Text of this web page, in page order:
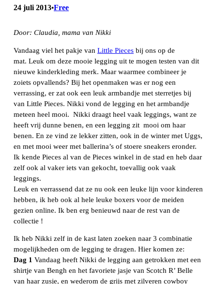
24 juli 2013•Free
Door: Claudia, mama van Nikki
Vandaag viel het pakje van Little Pieces bij ons op de
mat. Leuk om deze mooie legging uit te mogen testen van dit
nieuwe kinderkleding merk. Maar waarmee combineer je
zoiets opvallends? Bij het openmaken was er nog een
verrassing, er zat ook een leuk armbandje met sterretjes bij
van Little Pieces. Nikki vond de legging en het armbandje
meteen heel mooi. Nikki draagt heel vaak leggings, want ze
heeft vrij dunne benen, en een legging zit mooi om haar
benen. En ze vind ze lekker zitten, ook in de winter met Uggs,
en met mooi weer met ballerina’s of stoere sneakers eronder.
Ik kende Pieces al van de Pieces winkel in de stad en heb daar
zelf ook al vaker iets van gekocht, toevallig ook vaak
leggings.
Leuk en verrassend dat ze nu ook een leuke lijn voor kinderen
hebben, ik heb ook al hele leuke boxers voor de meiden
gezien online. Ik ben erg benieuwd naar de rest van de
collectie !
Ik heb Nikki zelf in de kast laten zoeken naar 3 combinatie
mogelijkheden om de legging te dragen. Hier komen ze:
Dag 1 Vandaag heeft Nikki de legging aan getrokken met een
shirtje van Bengh en het favoriete jasje van Scotch R’ Belle
van haar zusje, en wederom de grijs met zilveren cowboy